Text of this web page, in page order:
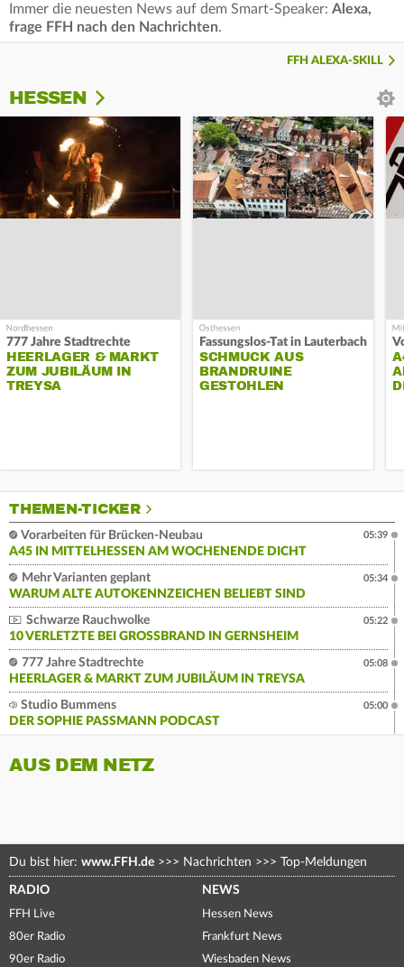
Immer die neuesten News auf dem Smart-Speaker: Alexa,
frage FFH nach den Nachrichten.
FFH ALEXA-SKILL
HESSEN
777 Jahre Stadtrechte
HEERLAGER & MARKT
ZUM JUBILÄUM IN
TREYSA
Fassungslos-Tat in Lauterbach
SCHMUCK AUS
BRANDRUINE
GESTOHLEN
THEMEN-TICKER
Vorarbeiten für Brücken-Neubau
A45 IN MITTELHESSEN AM WOCHENENDE DICHT
05:39
Mehr Varianten geplant
WARUM ALTE AUTOKENNZEICHEN BELIEBT SIND
05:34
Schwarze Rauchwolke
10 VERLETZTE BEI GROSSBRAND IN GERNSHEIM
05:22
777 Jahre Stadtrechte
HEERLAGER & MARKT ZUM JUBILÄUM IN TREYSA
05:08
Studio Bummens
DER SOPHIE PASSMANN PODCAST
05:00
AUS DEM NETZ
Du bist hier: www.FFH.de >>> Nachrichten >>> Top-Meldungen
RADIO
FFH Live
80er Radio
90er Radio
NEWS
Hessen News
Frankfurt News
Wiesbaden News